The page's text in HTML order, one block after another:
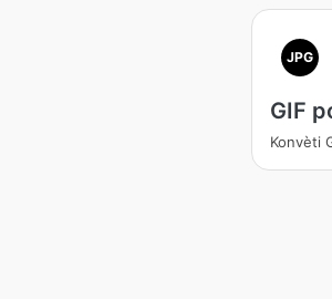
JPG
GIF
Konvèti